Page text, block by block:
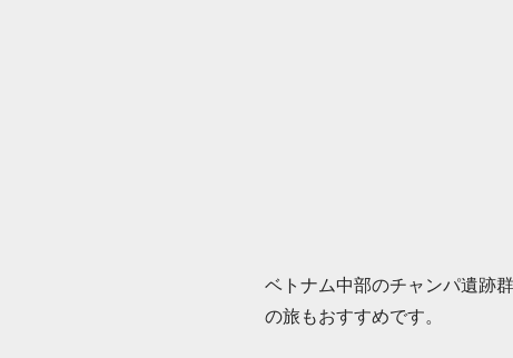
ベトナム中部のチャンパ遺跡
の旅もおすすめです。